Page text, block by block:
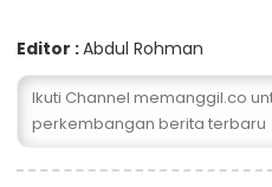
Editor :Abdul Rohman
Ikuti Channel memanggil.co
perkembangan berita terbaru